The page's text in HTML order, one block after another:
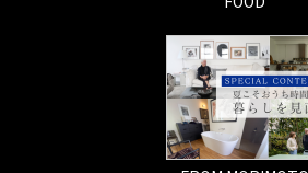
LIFE
TRIP
PERSON